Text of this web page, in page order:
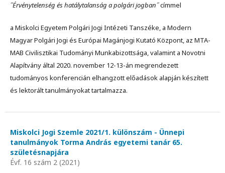
˝Érvénytelenség és hatálytalanság a polgári jogban˝címmel
a Miskolci Egyetem Polgári Jogi Intézeti Tanszéke, a Modern
Magyar Polgári Jogi és Európai Magánjogi Kutató Központ, az MTA-
MAB Civilisztikai Tudományi Munkabizottsága, valamint a Novotni
Alapítvány által 2020. november 12-13-án megrendezett
tudományos konferencián elhangzott előadások alapján készített
és lektorált tanulmányokat tartalmazza.
Miskolci Jogi Szemle 2021/1. különszám - Ünnepi
tanulmányok Torma András egyetemi tanár 65.
születésnapjára
Évf. 16 szám 2 (2021)